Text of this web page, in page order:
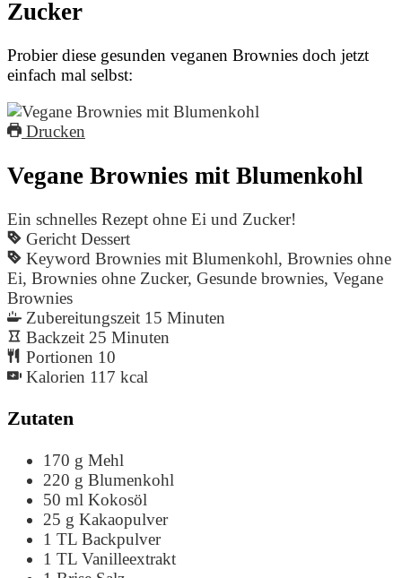
Zucker
Probier diese gesunden veganen Brownies doch jetzt
einfach mal selbst:
Drucken
Vegane Brownies mit Blumenkohl
Ein schnelles Rezept ohne Ei und Zucker!
Gericht Dessert
Keyword Brownies mit Blumenkohl, Brownies ohne
Ei, Brownies ohne Zucker, Gesunde brownies, Vegane
Brownies
Zubereitungszeit 15 Minuten
Backzeit 25 Minuten
Portionen 10
Kalorien 117 kcal
Zutaten
170 g Mehl
220 g Blumenkohl
50 ml Kokosöl
25 g Kakaopulver
1 TL Backpulver
1 TL Vanilleextrakt